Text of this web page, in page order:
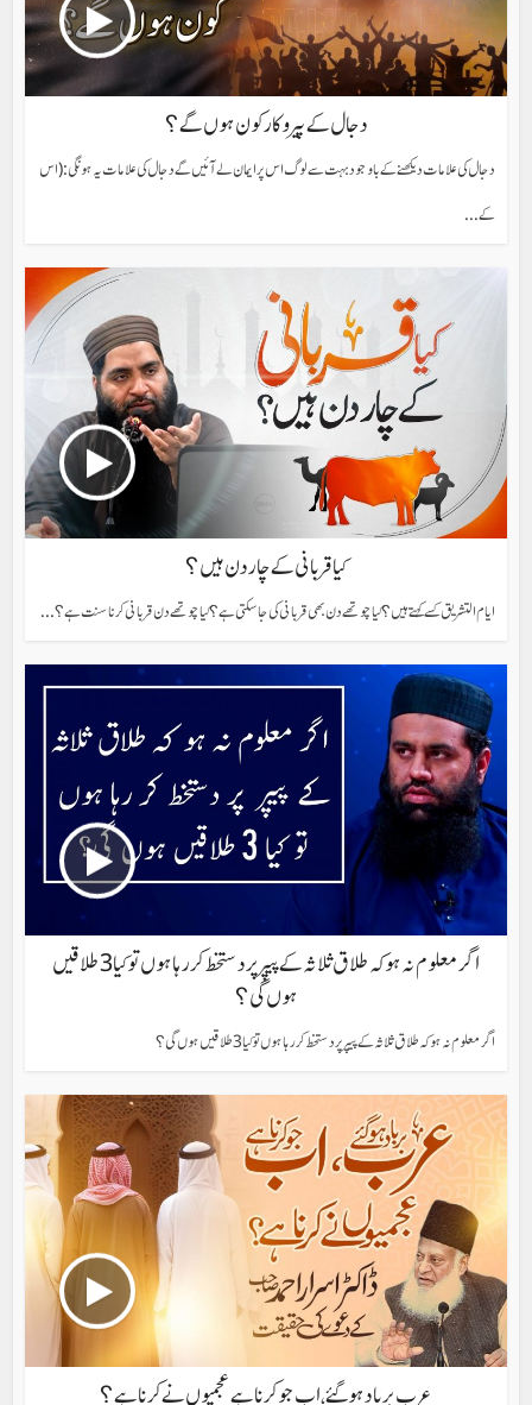
دجال کے پیروکار کون ہوں گے؟
دجال کی علامات دیکھنے کے باوجود بہت سے لوگ اس پر ایمان لے آئیں گے دجال کی علامات یہ ہونگی: (اس
کے...
کیا قربانی کے چار دن ہیں؟
ایام التشریق کسے کہتے ہیں؟ کیا چوتھے دن بھی قربانی کی جاسکتی ہے؟ کیا چوتھے دن قربانی کرنا سنت ہے؟...
اگر معلوم نہ ہو کہ طلاق ثلاثہ کے پیپر پر دستخط کر رہا ہوں تو کیا 3 طلاقیں
ہوں گی؟
اگر معلوم نہ ہو کہ طلاق ثلاثہ کے پیپر پر دستخط کر رہا ہوں تو کیا 3 طلاقیں ہوں گی؟
عرب برباد ہوگئے، اب جو کرنا ہے عجمیوں نے کرنا ہے؟